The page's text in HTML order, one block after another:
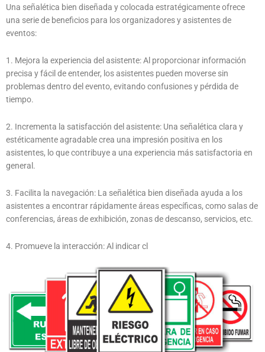
Una señalética bien diseñada y colocada estratégicamente ofrece
una serie de beneficios para los organizadores y asistentes de
eventos:
1. Mejora la experiencia del asistente: Al proporcionar información
precisa y fácil de entender, los asistentes pueden moverse sin
problemas dentro del evento, evitando confusiones y pérdida de
tiempo.
2. Incrementa la satisfacción del asistente: Una señalética clara y
estéticamente agradable crea una impresión positiva en los
asistentes, lo que contribuye a una experiencia más satisfactoria en
general.
3. Facilita la navegación: La señalética bien diseñada ayuda a los
asistentes a encontrar rápidamente áreas específicas, como salas de
conferencias, áreas de exhibición, zonas de descanso, servicios, etc.
4. Promueve la interacción: Al indicar cl